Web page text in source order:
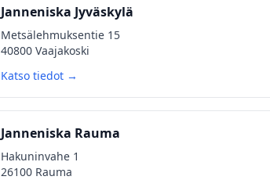
Janneniska Jyväskylä
Metsälehmuksentie 15
40800 Vaajakoski
Katso tiedot →
Janneniska Rauma
Hakuninvahe 1
26100 Rauma